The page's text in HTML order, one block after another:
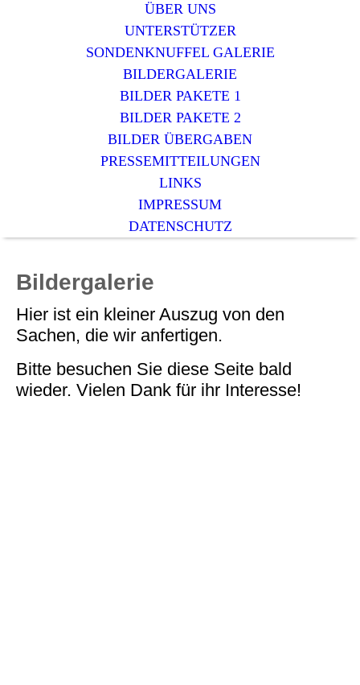
ÜBER UNS
UNTERSTÜTZER
SONDENKNUFFEL GALERIE
BILDERGALERIE
BILDER PAKETE 1
BILDER PAKETE 2
BILDER ÜBERGABEN
PRESSEMITTEILUNGEN
LINKS
IMPRESSUM
DATENSCHUTZ
Bildergalerie
Hier ist ein kleiner Auszug von den
Sachen, die wir anfertigen.
Bitte besuchen Sie diese Seite bald
wieder. Vielen Dank für ihr Interesse!